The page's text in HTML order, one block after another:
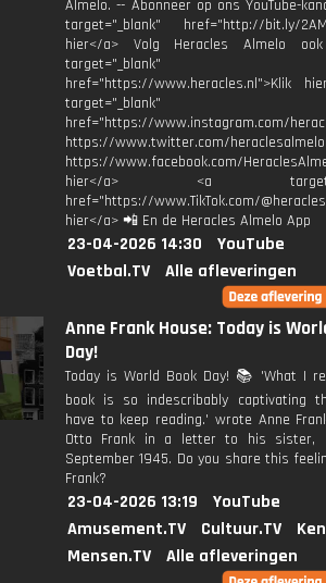
Almelo. -- Abonneer op ons YouTube-
target="_blank" href="http://bit.ly/
hier</a> Volg Heracles Almelo
target="_blank"
href="https://www.heracles.nl">Klik
target="_blank"
href="https://www.instagram.com/
https://www.twitter.com/heraclesalmelo
https://www.facebook.com/
hier</a> <a
href="https://www.TikTok.com/
hier</a> 📲 En de Heracles Almelo App
23-04-2026 14:30
YouTube
Voetbal.TV
Alle afleveringen
Anne Frank House: Today is
Day!
Today is World Book Day! 📚 'What I
book is so indescribably captivating
have to keep reading.' wrote Anne
Otto Frank in a letter to his sister,
September 1945. Do you share this
Frank?
23-04-2026 13:19
YouTube
Amusement.TV
Cultuur.TV
Mensen.TV
Alle afleveringen